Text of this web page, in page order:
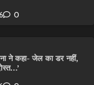
0
ने कहा- जेल का डर नहीं,